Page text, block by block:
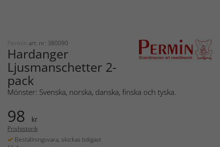
Permin art. nr: 380090
Hardanger
Ljusmanschetter 2-
pack
Mönster: Svenska, norska, danska, finska och tyska.
98 kr
Prishistorik
Beställningsvara, skickas tidigast